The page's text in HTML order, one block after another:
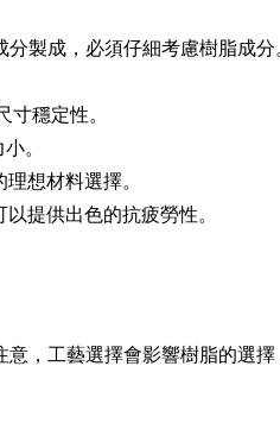
製成，必須仔細考慮樹脂成
穩定性。
。
想材料選擇。
提供出色的抗疲勞性。
，工藝選擇會影響樹脂的選